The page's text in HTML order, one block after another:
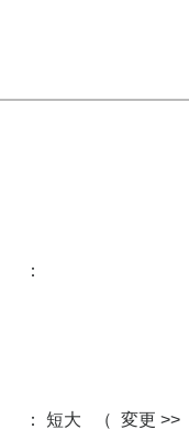
：
： 短大 （ 変更 >>